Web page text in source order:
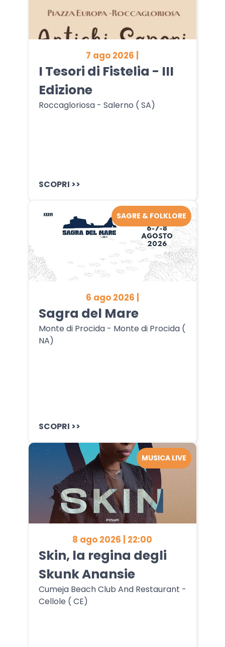
7 ago 2026 |
I Tesori di Fistelia - III
Edizione
Roccagloriosa - Salerno ( SA)
SCOPRI >>
6 ago 2026 |
Sagra del Mare
Monte di Procida - Monte di Procida (
NA)
SCOPRI >>
SAGRE & FOLKLORE
8 ago 2026 | 22:00
Skin, la regina degli
Skunk Anansie
Cumeja Beach Club And Restaurant -
Cellole ( CE)
MUSICA LIVE